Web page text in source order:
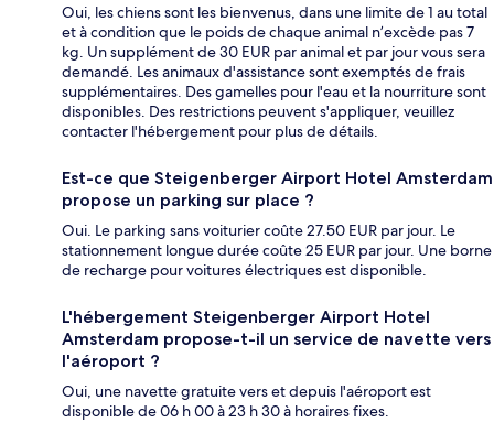
Oui, les chiens sont les bienvenus, dans une limite de 1 au total
et à condition que le poids de chaque animal n’excède pas 7
kg. Un supplément de 30 EUR par animal et par jour vous sera
demandé. Les animaux d'assistance sont exemptés de frais
supplémentaires. Des gamelles pour l'eau et la nourriture sont
disponibles. Des restrictions peuvent s'appliquer, veuillez
contacter l'hébergement pour plus de détails.
Est-ce que Steigenberger Airport Hotel Amsterdam
propose un parking sur place ?
Oui. Le parking sans voiturier coûte 27.50 EUR par jour. Le
stationnement longue durée coûte 25 EUR par jour. Une borne
de recharge pour voitures électriques est disponible.
L'hébergement Steigenberger Airport Hotel
Amsterdam propose-t-il un service de navette vers
l'aéroport ?
Oui, une navette gratuite vers et depuis l'aéroport est
disponible de 06 h 00 à 23 h 30 à horaires fixes.